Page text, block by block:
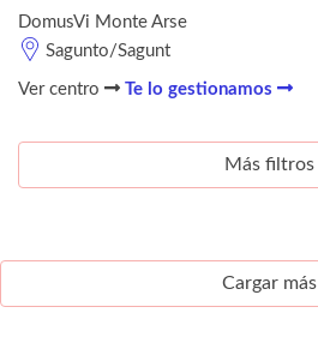
DomusVi Monte Arse
Sagunto/Sagunt
Ver centro Te lo gestionamos
Más filtros
Cargar más